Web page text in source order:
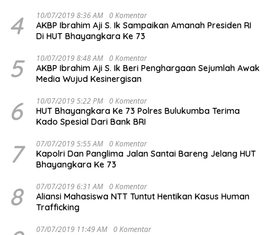
4 10/07/2019 8:36 AM 0 Komentar
AKBP Ibrahim Aji S. Ik Sampaikan Amanah Presiden RI
Di HUT Bhayangkara Ke 73
5 10/07/2019 8:48 AM 0 Komentar
AKBP Ibrahim Aji S. Ik Beri Penghargaan Sejumlah Awak
Media Wujud Kesinergisan
6 10/07/2019 5:22 PM 0 Komentar
HUT Bhayangkara Ke 73 Polres Bulukumba Terima
Kado Spesial Dari Bank BRI
7 07/07/2019 5:55 AM 0 Komentar
Kapolri Dan Panglima Jalan Santai Bareng Jelang HUT
Bhayangkara Ke 73
8 07/07/2019 6:31 AM 0 Komentar
Aliansi Mahasiswa NTT Tuntut Hentikan Kasus Human
Trafficking
07/07/2019 11:49 AM 0 Komentar